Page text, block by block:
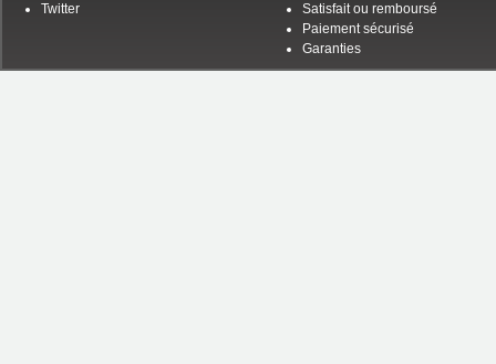
Twitter
Satisfait ou remboursé
Paiement sécurisé
Garanties